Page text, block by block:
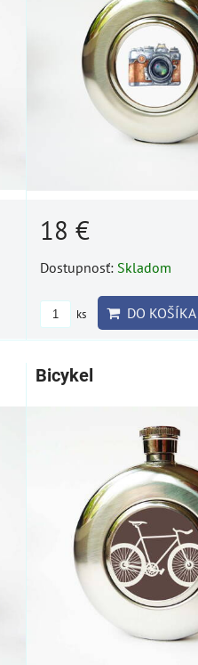
18 €
Dostupnosť: Skladom
ks DO KOŠÍKA
Bicykel